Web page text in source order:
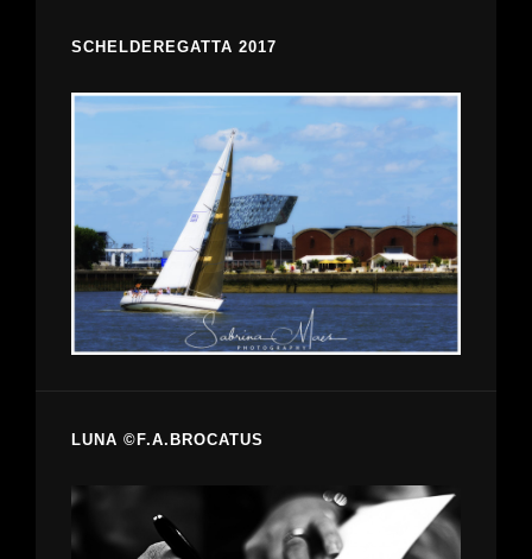
SCHELDEREGATTA 2017
LUNA ©F.A.BROCATUS